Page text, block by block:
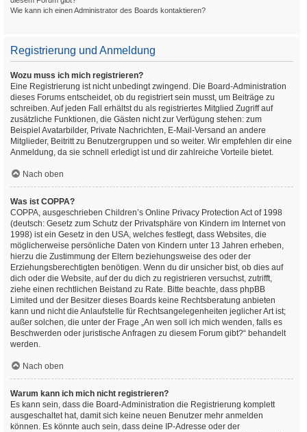
Wie kann ich einen Administrator des Boards kontaktieren?
Registrierung und Anmeldung
Wozu muss ich mich registrieren?
Eine Registrierung ist nicht unbedingt zwingend. Die Board-Administration
dieses Forums entscheidet, ob du registriert sein musst, um Beiträge zu
schreiben. Auf jeden Fall erhältst du als registriertes Mitglied Zugriff auf
zusätzliche Funktionen, die Gästen nicht zur Verfügung stehen: zum
Beispiel Avatarbilder, Private Nachrichten, E-Mail-Versand an andere
Mitglieder, Beitritt zu Benutzergruppen und so weiter. Wir empfehlen dir eine
Anmeldung, da sie schnell erledigt ist und dir zahlreiche Vorteile bietet.
Nach oben
Was ist COPPA?
COPPA, ausgeschrieben Children’s Online Privacy Protection Act of 1998
(deutsch: Gesetz zum Schutz der Privatsphäre von Kindern im Internet von
1998) ist ein Gesetz in den USA, welches festlegt, dass Websites, die
möglicherweise persönliche Daten von Kindern unter 13 Jahren erheben,
hierzu die Zustimmung der Eltern beziehungsweise des oder der
Erziehungsberechtigten benötigen. Wenn du dir unsicher bist, ob dies auf
dich oder die Website, auf der du dich zu registrieren versuchst, zutrifft,
ziehe einen rechtlichen Beistand zu Rate. Bitte beachte, dass phpBB
Limited und der Besitzer dieses Boards keine Rechtsberatung anbieten
kann und nicht die Anlaufstelle für Rechtsangelegenheiten jeglicher Art ist;
außer solchen, die unter der Frage „An wen soll ich mich wenden, falls es
Beschwerden oder juristische Anfragen zu diesem Forum gibt?“ behandelt
werden.
Nach oben
Warum kann ich mich nicht registrieren?
Es kann sein, dass die Board-Administration die Registrierung komplett
ausgeschaltet hat, damit sich keine neuen Benutzer mehr anmelden
können. Es könnte auch sein, dass deine IP-Adresse oder der